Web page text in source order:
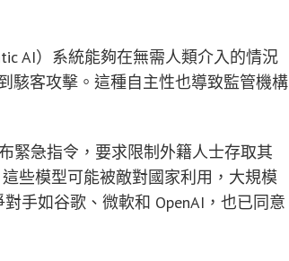
AI）系統能夠在無需人類介入的情況
駭客攻擊。這種自主性也導致監管機構
緊急指令，要求限制外籍人士存取其
些模型可能被敵對國家利用，大規模
手如谷歌、微軟和 OpenAI，也已同意